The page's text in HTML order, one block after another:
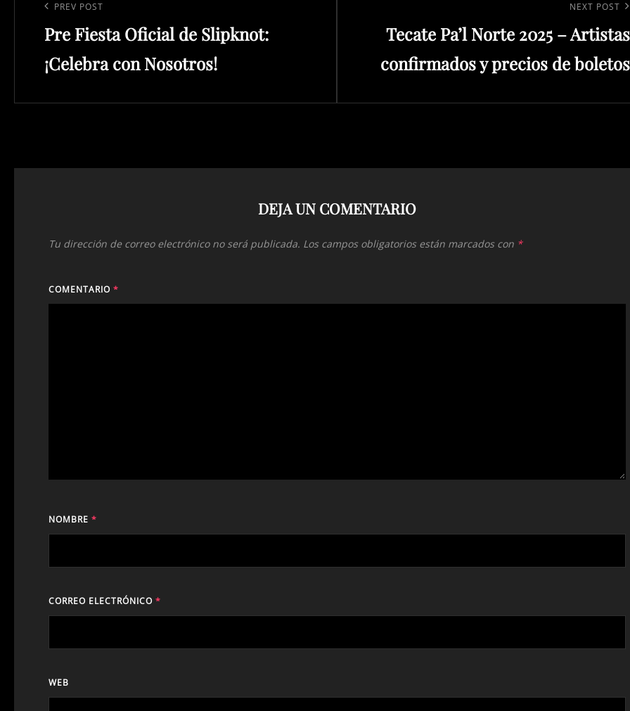
entradas
Previous
Post
PREV POST
Pre Fiesta Oficial de Slipknot:
¡Celebra con Nosotros!
Post
NEXT POST
Tecate Pa’l Norte 2025 – Artistas
confirmados y precios de boletos
DEJA UN COMENTARIO
Tu dirección de correo electrónico no será publicada. Los campos obligatorios están marcados con *
COMENTARIO *
NOMBRE *
CORREO ELECTRÓNICO *
WEB